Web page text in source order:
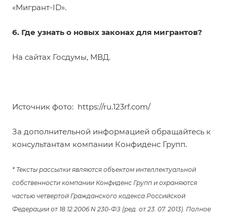
«Мигрант-ID».
6. Где узнать о новых законах для мигрантов?
На сайтах Госдумы, МВД.
Источник фото: https://ru.123rf.com/
За дополнительной информацией обращайтесь к
консультантам компании Конфиденс Групп.
* Тексты рассылки являются объектом интеллектуальной
собственности компании Конфиденс Групп и охраняются
частью четвертой Гражданского кодекса Российской
Федерации от 18.12.2006 N 230-ФЗ (ред. от 23. 07. 2013). Полное